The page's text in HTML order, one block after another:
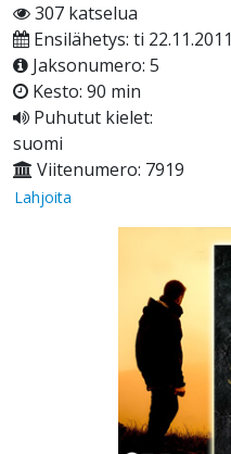
307 katselua
Ensilähetys: ti 22.11.2011
Jaksonumero: 5
Kesto: 90 min
Puhutut kielet:
suomi
Viitenumero: 7919
Lahjoita